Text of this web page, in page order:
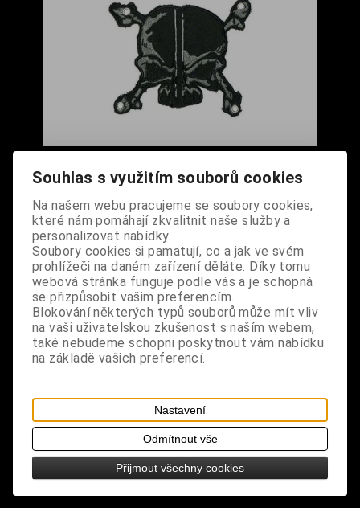
Nášivka připínací - Lebka šedá
Cena s DPH:150 Kč
Dodání dny:skladem
ks
Koupit
Tabulky velikostí: zde
Výrobce:import DE
Katalogové číslo:
DOQDNASMAUS0889
Záruka (měsíců):24
Dotaz na výrobek
design: vyšívaná nášivka s průchodkami na
rozměry: výška 9 cm, šířka 8 cm
Souhlas s využitím souborů cookies
Na našem webu pracujeme se soubory cookies,
které nám pomáhají zkvalitnit naše služby a
personalizovat nabídky.
Soubory cookies si pamatují, co a jak ve svém
prohlížeči na daném zařízení děláte. Díky tomu
webová stránka funguje podle vás a je schopná
se přizpůsobit vašim preferencím.
Blokování některých typů souborů může mít vliv
na vaši uživatelskou zkušenost s naším webem,
také nebudeme schopni poskytnout vám nabídku
na základě vašich preferencí.
Nastavení
Odmítnout vše
Přijmout všechny cookies